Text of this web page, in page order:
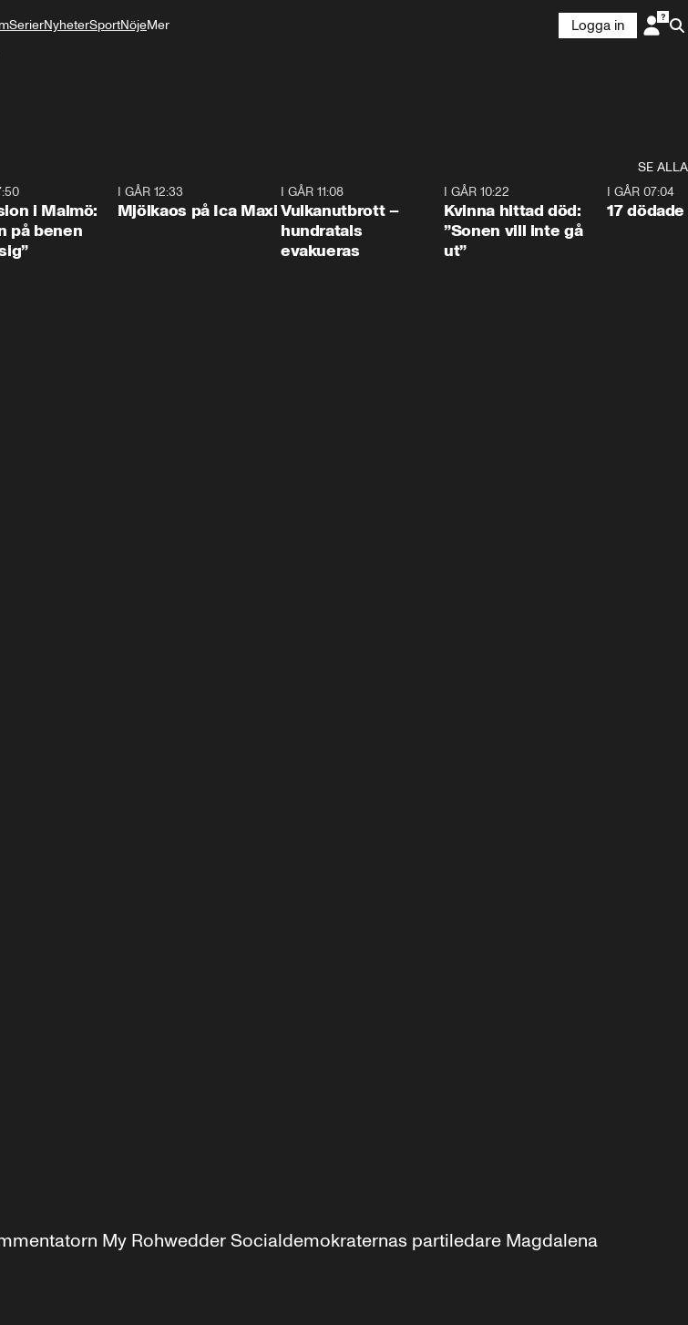
SerierNyheterSportNöjeMer
Logga in
SE ALLA
i Malmö:
på benen
I GÅR 12:33
Mjölkaos på Ica Maxi
I GÅR 11:08
Vulkanutbrott –
hundratals
evakueras
I GÅR 10:22
Kvinna hittad död:
”Sonen vill inte gå
ut”
I GÅR 07:04
17
My Rohwedder Socialdemokraternas partiledare Magdalena